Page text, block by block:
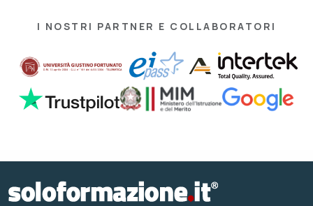
I NOSTRI PARTNER E COLLABORATORI